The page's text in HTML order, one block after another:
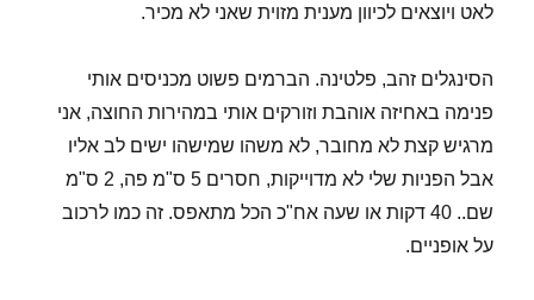
לאט ויוצאים לכיוון מענית מזוית שאני לא מכיר.
הסינגלים זהב, פלטינה. הברמים פשוט מכניסים אותי
פנימה באחיזה אוהבת וזורקים אותי במהירות החוצה, אני
מרגיש קצת לא מחובר, לא משהו שמישהו ישים לב אליו
אבל הפניות שלי לא מדוייקות, חסרים 5 ס"מ פה, 2 ס"מ
שם.. 40 דקות או שעה אח"כ הכל מתאפס. זה כמו לרכוב
על אופניים.